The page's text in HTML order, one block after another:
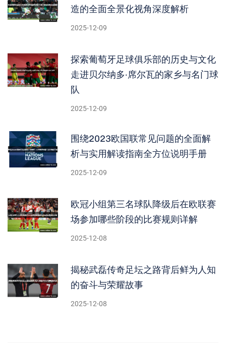
造的全面全景化视角深度解析
2025-12-09
探索葡萄牙足球俱乐部的历史与文化
走进贝尔纳多·席尔瓦的家乡与名门球
队
2025-12-09
围绕2023欧国联常见问题的全面解
析与实用解读指南全方位说明手册
2025-12-09
欧冠小组第三名球队降级后在欧联赛
场参加哪些阶段的比赛规则详解
2025-12-08
揭秘武磊传奇足坛之路背后鲜为人知
的奋斗与荣耀故事
2025-12-08